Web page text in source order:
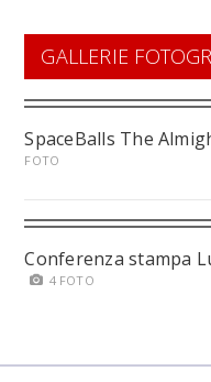
GALLERIE
SpaceBalls The
FOTO
Conferenza stampa
4 FOTO